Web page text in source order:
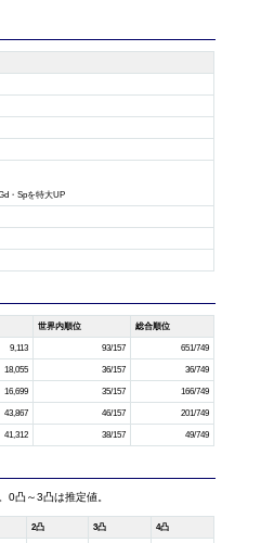
・Spを特大UP
世界内順位 総合順位
9,113 93/157 651/749
18,055 36/157 36/749
16,699 35/157 166/749
43,867 46/157 201/749
41,312 38/157 49/749
0凸～3凸は推定値。
2凸 3凸 4凸